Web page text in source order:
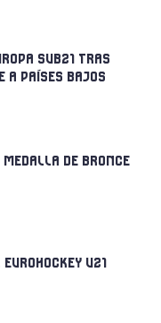
SUB21 TRAS
A PAÍSES BAJOS
DE BRONCE
U21